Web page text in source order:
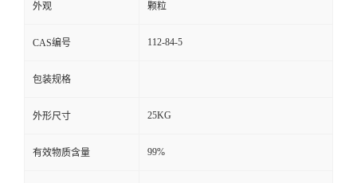
外观 颗粒
CAS编号 112-84-5
包装规格
外形尺寸 25KG
有效物质含量 99%